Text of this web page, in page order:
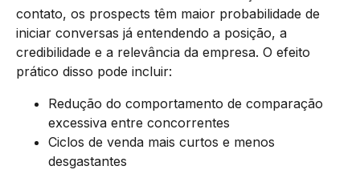
contato, os prospects têm maior probabilidade de
iniciar conversas já entendendo a posição, a
credibilidade e a relevância da empresa. O efeito
prático disso pode incluir:
Redução do comportamento de comparação
excessiva entre concorrentes
Ciclos de venda mais curtos e menos
desgastantes